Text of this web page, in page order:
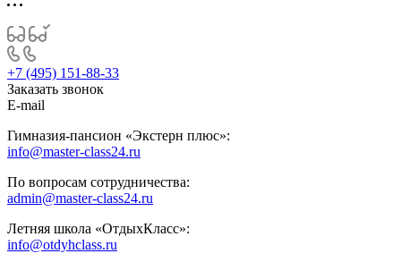
+7 (495) 151-88-33
Заказать звонок
E-mail
Гимназия-пансион «Экстерн плюс»:
info@master-class24.ru
По вопросам сотрудничества:
admin@master-class24.ru
Летняя школа «ОтдыхКласс»:
info@otdyhclass.ru